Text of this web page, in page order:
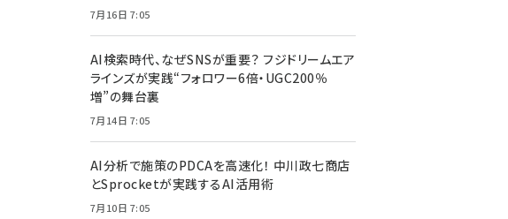
7月16日 7:05
AI検索時代、なぜSNSが重要？ フジドリームエア
ラインズが実践“フォロワー6倍・UGC200％
増”の舞台裏
7月14日 7:05
AI分析で施策のPDCAを高速化！ 中川政七商店
とSprocketが実践するAI活用術
7月10日 7:05